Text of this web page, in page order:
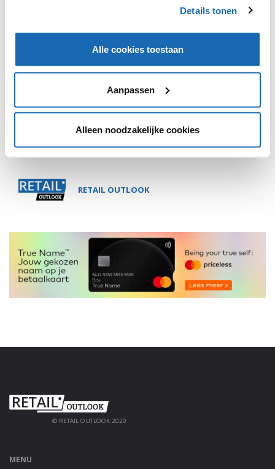
Details tonen
Alle cookies toestaan
Aanpassen
Alleen noodzakelijke cookies
DEEL DIT IN JOUW NETWERK
RETAIL OUTLOOK
© RETAIL OUTLOOK 2020
MENU